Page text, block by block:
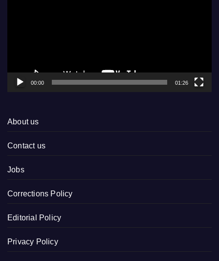
00:00 01:26
About us
Contact us
Jobs
Corrections Policy
Editorial Policy
Privacy Policy